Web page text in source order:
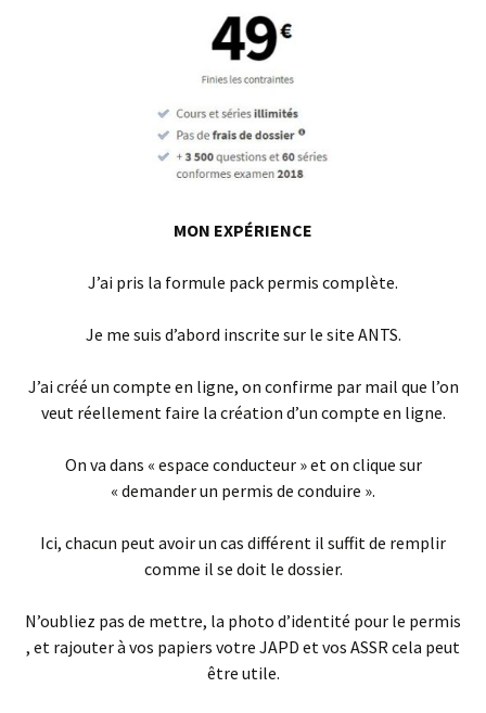
MON EXPÉRIENCE
J’ai pris la formule pack permis complète.
Je me suis d’abord inscrite sur le site ANTS.
J’ai créé un compte en ligne, on confirme par mail que l’on
veut réellement faire la création d’un compte en ligne.
On va dans « espace conducteur » et on clique sur
« demander un permis de conduire ».
Ici, chacun peut avoir un cas différent il suffit de remplir
comme il se doit le dossier.
N’oubliez pas de mettre, la photo d’identité pour le permis
, et rajouter à vos papiers votre JAPD et vos ASSR cela peut
être utile.